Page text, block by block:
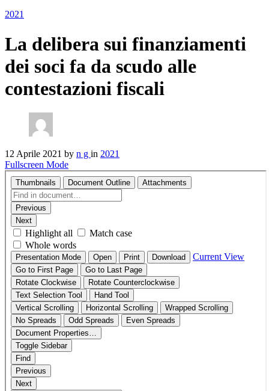
2021
La delibera sui finanziamenti
dei soci fa da scudo alle
contestazioni fiscali
12 Aprile 2021 by n g in 2021
Fullscreen Mode